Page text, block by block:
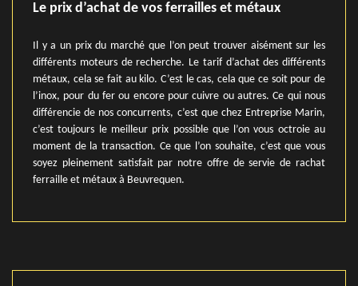
Le prix d’achat de vos ferrailles et métaux
Il y a un prix du marché que l’on peut trouver aisément sur les
différents moteurs de recherche. Le tarif d’achat des différents
métaux, cela se fait au kilo. C’est le cas, cela que ce soit pour de
l’inox, pour du fer ou encore pour cuivre ou autres. Ce qui nous
différencie de nos concurrents, c’est que chez Entreprise Marin,
c’est toujours le meilleur prix possible que l’on vous octroie au
moment de la transaction. Ce que l’on souhaite, c’est que vous
soyez pleinement satisfait par notre offre de servie de rachat
ferraille et métaux à Beuvrequen.